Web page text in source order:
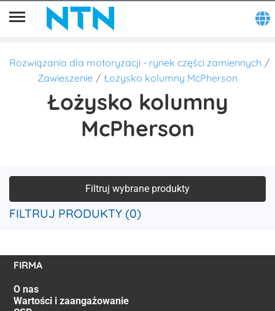
Rozwiązania dla motoryzacji - rynek części zamiennych
Zawieszenie
Łożysko kolumny McPherson
Łożysko kolumny
McPherson
Filtruj wybrane produkty
FILTRUJ PRODUKTY (0)
FIRMA
O nas
Wartości i zaangażowanie